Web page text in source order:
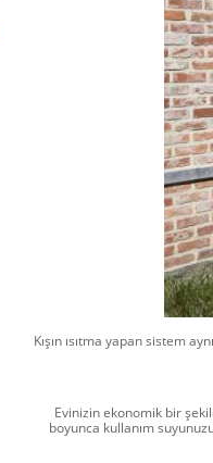
Kışın ısıtma yapan sistem
Evinizin ekonomik bir
boyunca kullanım